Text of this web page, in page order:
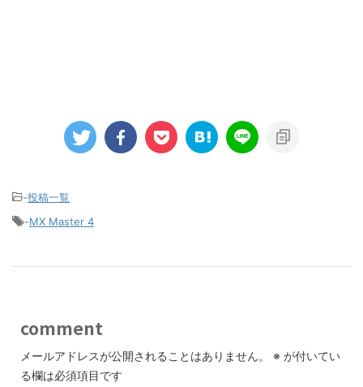
-投稿一覧
-MX Master 4
comment
メールアドレスが公開されることはありません。 ※ が付いてい
る欄は必須項目です